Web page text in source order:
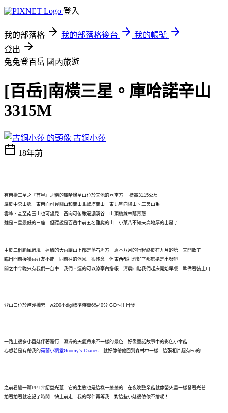
登入
我的部落格 我的部落格後台
我的帳號
登出
兔兔登百岳 國內旅遊
[百岳]南橫三星。庫哈諾辛山
3315M
古銅小莎
18年前
有南橫三星之『首星』之稱的庫哈諾星山位於天池的西南方 標高3115公尺
屬於中央山脈 東南面可見關山和關山北峰塔關山 東北望向陽山、三叉山系
雲峰、甚至南玉山也可望見 西向可俯瞰荖濃溪谷 山頂稜線林蔭青蔥
雖是三星最低的ㄧ座 但聽說是百岳中前五名難爬的山 小菜八不知天高地厚的出發了
由於三個颱風過境 連續的大雨讓山上都是落石坍方 原本八月的行程終於在九月的第一天開放了
臨出門前接獲兩好友不能一同前往的消息 很殘念 但東西都打理好了那麼還是出發吧
關之中今晚只有我們一台車 我們幸運的可以涼亭內搭帳 清晨四點我們起床開始早餐 準備著裝上山
登山口位於進涇橋旁 w200小digi標準時間6點40分 GO～!! 出發
一路上很多小菌菇伴著隨行 濕滑的天氣帶來不一樣的景色 好像童話故事中的彩色小傘菇
心想若是有帶我的荷蘭小精靈Gnomy's Diaries 就好像帶他回到森林中一樣 這張相片超有Fu的
之前看過一篇PPT介紹螢光蕈 它的生態也是這樣一叢叢的 在夜晚整朵菇就像螢火蟲一樣發著光芒
拍著拍著就忘記了時間 快上前走 我的夥伴再等我 對這些小菇很依依不捨呢！